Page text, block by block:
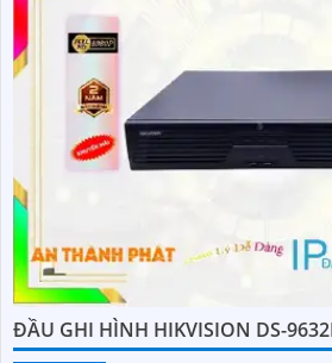
ĐẦU GHI HÌNH HIKVISION DS-